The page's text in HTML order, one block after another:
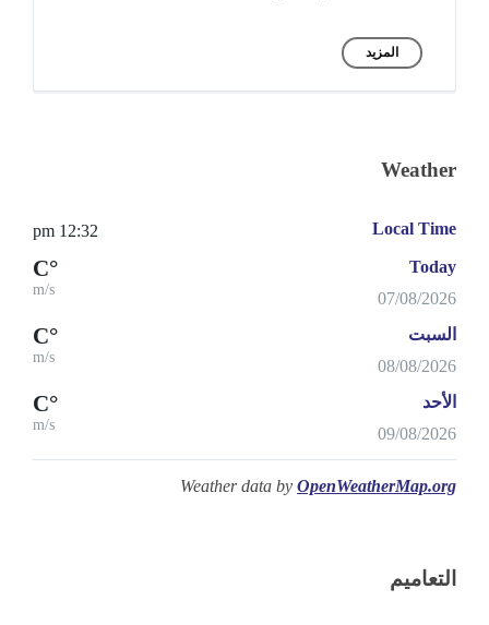
المزيد
Weather
Local Time
12:32 pm
Today
07/08/2026
°C
m/s
السبت
08/08/2026
°C
m/s
الأحد
09/08/2026
°C
m/s
Weather data by OpenWeatherMap.org
التعاميم